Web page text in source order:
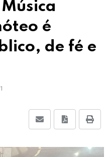
é
de fé e